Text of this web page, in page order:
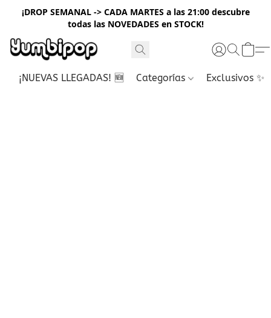
¡DROP SEMANAL -> CADA MARTES a las 21:00 descubre
todas las NOVEDADES en STOCK!
¡NUEVAS LLEGADAS! 🆕 Categorías Exclusivos ✨